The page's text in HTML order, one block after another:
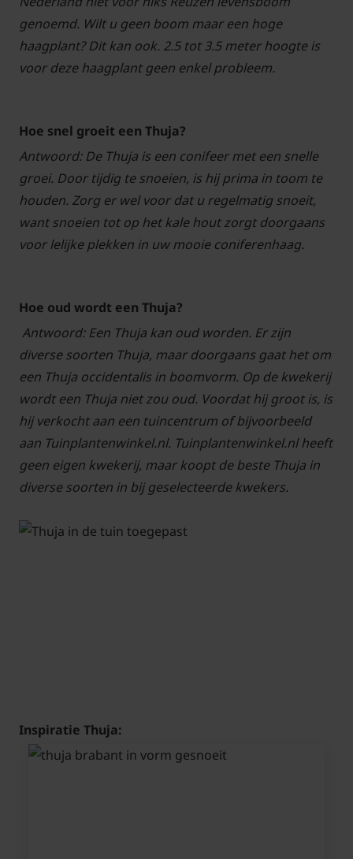
genoemd. Wilt u geen boom maar een hoge
haagplant? Dit kan ook. 2.5 tot 3.5 meter hoogte is
voor deze haagplant geen enkel probleem.
Hoe snel groeit een Thuja?
Antwoord: De Thuja is een conifeer met een snelle
groei. Door tijdig te snoeien, is hij prima in toom te
houden. Zorg er wel voor dat u regelmatig snoeit,
want snoeien tot op het kale hout zorgt doorgaans
voor lelijke plekken in uw mooie coniferenhaag.
Hoe oud wordt een Thuja?
Antwoord: Een Thuja kan oud worden. Er zijn
diverse soorten Thuja, maar doorgaans gaat het om
een Thuja occidentalis in boomvorm. Op de kwekerij
wordt een Thuja niet zou oud. Voordat hij groot is, is
hij verkocht aan een tuincentrum of bijvoorbeeld
aan Tuinplantenwinkel.nl. Tuinplantenwinkel.nl heeft
geen eigen kwekerij, maar koopt de beste Thuja in
diverse soorten in bij geselecteerde kwekers.
Inspiratie Thuja: